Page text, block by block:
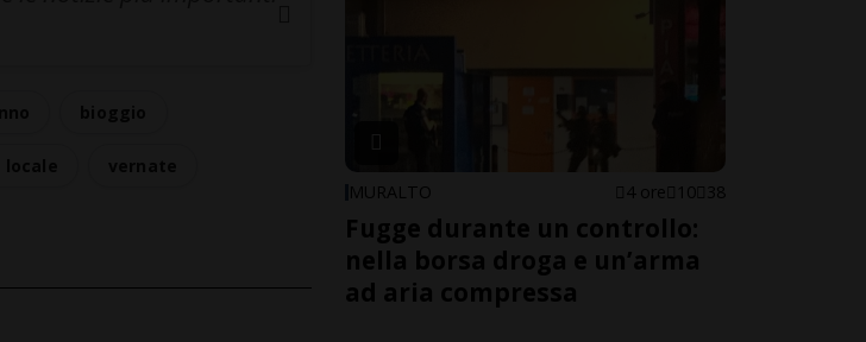
MURALTO 4 ore 10 38
Fugge durante un controllo:
nella borsa droga e un’arma
ad aria compressa